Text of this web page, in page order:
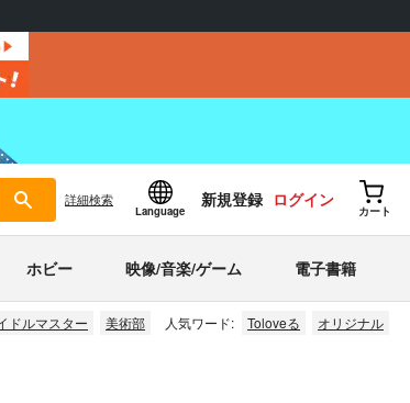
詳細検索
Language
新規登録 ログイン
カート
ホビー 映像/音楽/ゲーム 電子書籍
ドルマスター 美術部 人気ワード: Toloveる オリジナル